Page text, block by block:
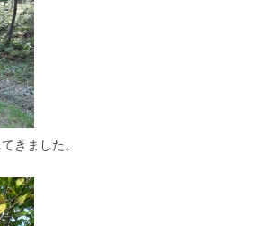
きました。